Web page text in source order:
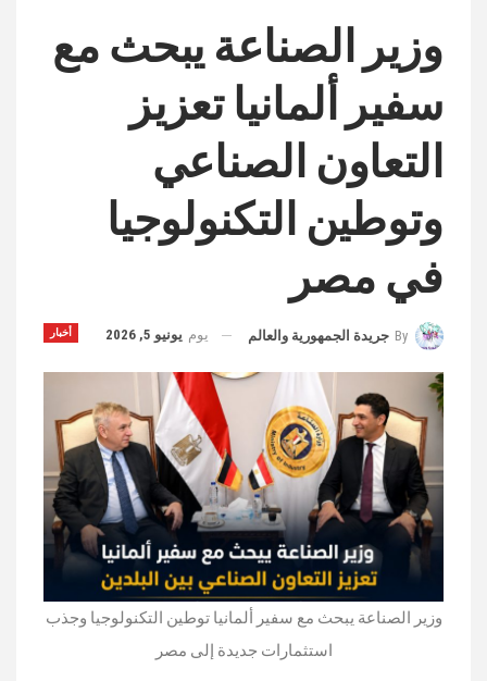
وزير الصناعة يبحث مع
سفير ألمانيا تعزيز
التعاون الصناعي
وتوطين التكنولوجيا
في مصر
أخبار By جريدة الجمهورية والعالم يوم يونيو 5, 2026
وزير الصناعة يبحث مع سفير ألمانيا توطين التكنولوجيا وجذب
استثمارات جديدة إلى مصر